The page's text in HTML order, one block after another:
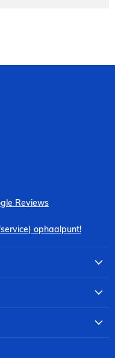
Reviews
ophaalpunt!